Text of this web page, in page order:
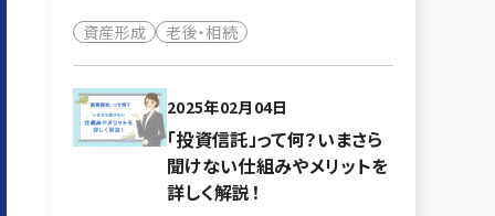
資産形成 老後・相続
2025年02月04日
「投資信託」って何？いまさら
聞けない仕組みやメリットを
詳しく解説！